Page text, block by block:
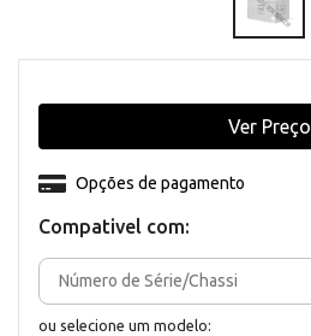
Compativel com:
ou selecione um modelo:
Opções de pagamento
Ver Preço